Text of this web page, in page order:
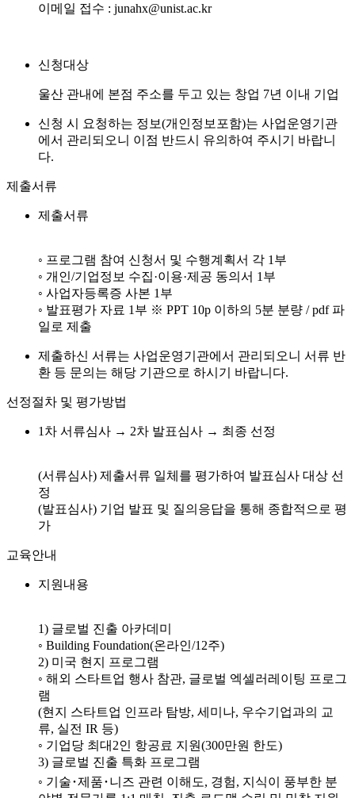
이메일 접수 : junahx@unist.ac.kr
신청대상
울산 관내에 본점 주소를 두고 있는 창업 7년 이내 기업
신청 시 요청하는 정보(개인정보포함)는 사업운영기관
에서 관리되오니 이점 반드시 유의하여 주시기 바랍니
다.
제출서류
제출서류
◦ 프로그램 참여 신청서 및 수행계획서 각 1부
◦ 개인/기업정보 수집·이용·제공 동의서 1부
◦ 사업자등록증 사본 1부
◦ 발표평가 자료 1부 ※ PPT 10p 이하의 5분 분량 / pdf 파
일로 제출
제출하신 서류는 사업운영기관에서 관리되오니 서류 반
환 등 문의는 해당 기관으로 하시기 바랍니다.
선정절차 및 평가방법
1차 서류심사 → 2차 발표심사 → 최종 선정
(서류심사) 제출서류 일체를 평가하여 발표심사 대상 선
정
(발표심사) 기업 발표 및 질의응답을 통해 종합적으로 평
가
교육안내
지원내용
1) 글로벌 진출 아카데미
◦ Building Foundation(온라인/12주)
2) 미국 현지 프로그램
◦ 해외 스타트업 행사 참관, 글로벌 엑셀러레이팅 프로그
램
(현지 스타트업 인프라 탐방, 세미나, 우수기업과의 교
류, 실전 IR 등)
◦ 기업당 최대2인 항공료 지원(300만원 한도)
3) 글로벌 진출 특화 프로그램
◦ 기술･제품･니즈 관련 이해도, 경험, 지식이 풍부한 분